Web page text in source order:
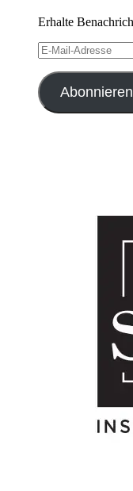
Erhalte
E-
Mail-
Adresse
Abonnieren